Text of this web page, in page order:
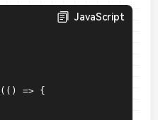
JavaScript
( ( ) => {